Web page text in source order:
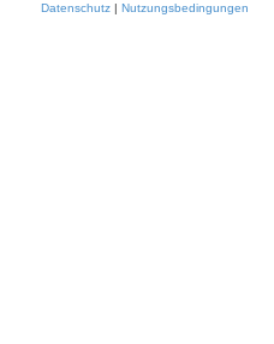
Datenschutz
Nutzungsbedingungen